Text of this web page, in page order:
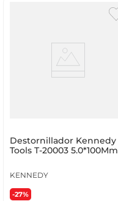
Destornillador Kennedy
Tools T-20003 5.0*100Mm
KENNEDY
-27%